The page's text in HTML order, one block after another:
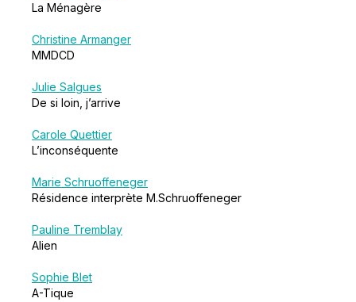
La Ménagère
Christine Armanger
MMDCD
Julie Salgues
De si loin, j’arrive
Carole Quettier
L’inconséquente
Marie Schruoffeneger
Résidence interprète M.Schruoffeneger
Pauline Tremblay
Alien
Sophie Blet
A-Tique